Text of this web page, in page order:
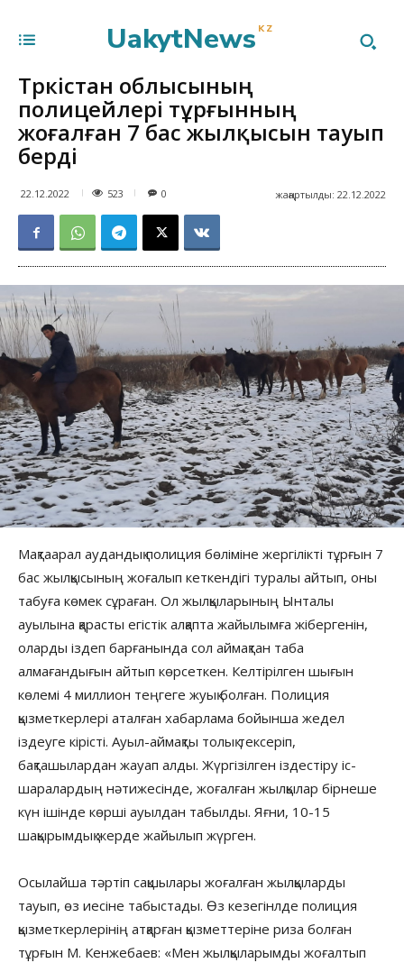
UakytNews KZ
Түркістан облысының
полицейлері тұрғынның
жоғалған 7 бас жылқысын тауып
берді
22.12.2022 523 жаңартылды: 22.12.2022
0
Мақтаарал аудандық полиция бөліміне жергілікті тұрғын 7
бас жылқысының жоғалып кеткендігі туралы айтып, оны
табуға көмек сұраған. Ол жылқыларының Ынталы
ауылына қарасты егістік алқапта жайылымға жібергенін,
оларды іздеп барғанында сол аймақтан таба
алмағандығын айтып көрсеткен. Келтірілген шығын
көлемі 4 миллион теңгеге жуық болған. Полиция
қызметкерлері аталған хабарлама бойынша жедел
іздеуге кірісті. Ауыл-аймақты толық тексеріп,
бақташылардан жауап алды. Жүргізілген іздестіру іс-
шаралардың нәтижесінде, жоғалған жылқылар бірнеше
күн ішінде көрші ауылдан табылды. Яғни, 10-15
шақырымдық жерде жайылып жүрген.
Осылайша тәртіп сақшылары жоғалған жылқыларды
тауып, өз иесіне табыстады. Өз кезегінлде полиция
қызметкерлерінің атқарған қызметтеріне риза болған
тұрғын М. Кенжебаев: «Мен жылқыларымды жоғалтып